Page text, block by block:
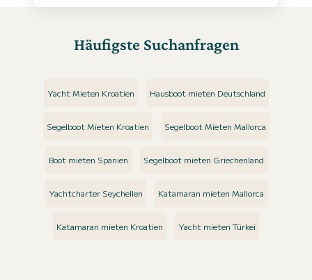
Häufigste Suchanfragen
Yacht Mieten Kroatien Hausboot mieten Deutschland
Segelboot Mieten Kroatien Segelboot Mieten Mallorca
Boot mieten Spanien Segelboot mieten Griechenland
Yachtcharter Seychellen Katamaran mieten Mallorca
Katamaran mieten Kroatien Yacht mieten Türkei